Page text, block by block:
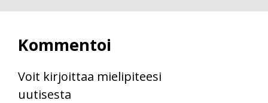
Kommentoi
Voit kirjoittaa mielipiteesi
uutisesta